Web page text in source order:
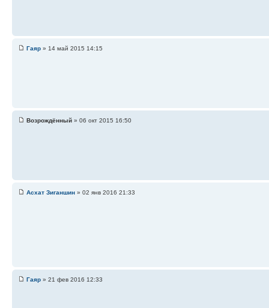
Гаяр » 14 май 2015 14:15
Возрождённый » 06 окт 2015 16:50
Асхат Зиганшин » 02 янв 2016 21:33
Гаяр » 21 фев 2016 12:33